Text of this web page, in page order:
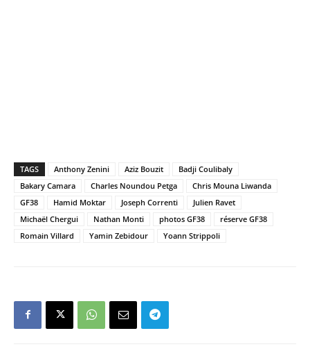
TAGS Anthony Zenini Aziz Bouzit
Badji Coulibaly
Bakary Camara
Charles Noundou Petga
Chris Mouna Liwanda
GF38
Hamid Moktar Joseph Correnti
Julien Ravet
Michaël Chergui
Nathan Monti photos GF38
réserve GF38
Romain Villard
Yamin Zebidour Yoann Strippoli